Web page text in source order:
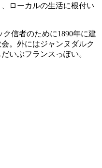
ローカルの生活に根付い
信者のために1890年に建
。外にはジャンヌダルク
いぶフランスっぽい。